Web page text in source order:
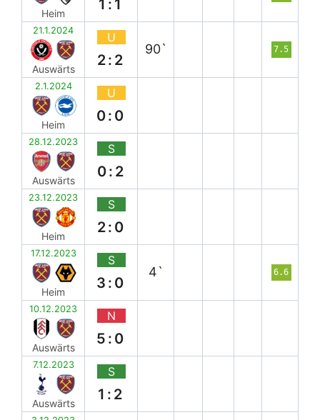
Heim
1:1
21.1.2024
Auswärts
U
2:2
90` 7.5
2.1.2024
Heim
U
0:0
28.12.2023
Auswärts
S
0:2
23.12.2023
Heim
S
2:0
17.12.2023
Heim
S
3:0
4` 6.6
10.12.2023
Auswärts
N
5:0
7.12.2023
Auswärts
S
1:2